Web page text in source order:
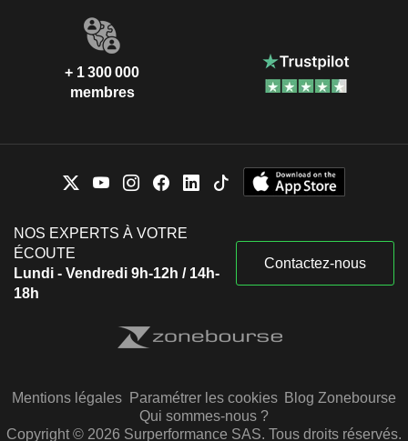
+ 1 300 000
membres
NOS EXPERTS À VOTRE
ÉCOUTE
Lundi - Vendredi 9h-12h / 14h-
18h
Contactez-nous
Mentions légales Paramétrer les cookies Blog Zonebourse
Qui sommes-nous ?
Copyright © 2026 Surperformance SAS. Tous droits réservés.